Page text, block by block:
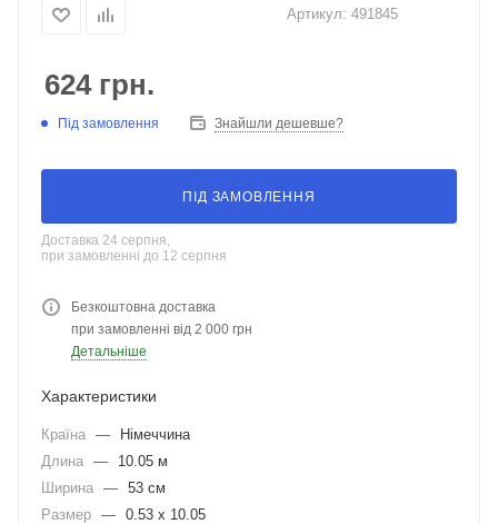
Артикул: 491845
624грн.
Під замовлення Знайшли дешевше?
ПІД ЗАМОВЛЕННЯ
Доставка 24 серпня,
при замовленні до 12 серпня
Безкоштовна доставка
при замовленні від 2 000 грн
Детальніше
Характеристики
Країна —
Німеччина
Длина —
10.05 м
Ширина — 53 см
Размер — 0.53 x 10.05